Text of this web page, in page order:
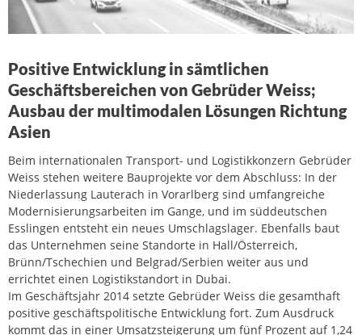
Positive Entwicklung in sämtlichen
Geschäftsbereichen von Gebrüder Weiss;
Ausbau der multimodalen Lösungen Richtung
Asien
Beim internationalen Transport- und Logistikkonzern Gebrüder
Weiss stehen weitere Bauprojekte vor dem Abschluss: In der
Niederlassung Lauterach in Vorarlberg sind umfangreiche
Modernisierungsarbeiten im Gange, und im süddeutschen
Esslingen entsteht ein neues Umschlagslager. Ebenfalls baut
das Unternehmen seine Standorte in Hall/Österreich,
Brünn/Tschechien und Belgrad/Serbien weiter aus und
errichtet einen Logistikstandort in Dubai.
Im Geschäftsjahr 2014 setzte Gebrüder Weiss die gesamthaft
positive geschäftspolitische Entwicklung fort. Zum Ausdruck
kommt das in einer Umsatzsteigerung um fünf Prozent auf 1,24